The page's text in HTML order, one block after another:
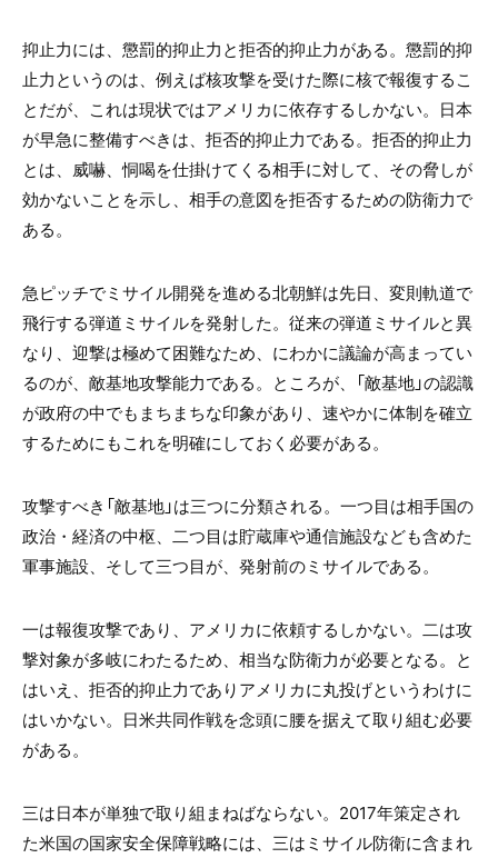
抑止力には、懲罰的抑止力と拒否的抑止力がある。懲罰的抑
止力というのは、例えば核攻撃を受けた際に核で報復するこ
とだが、これは現状ではアメリカに依存するしかない。日本
が早急に整備すべきは、拒否的抑止力である。拒否的抑止力
とは、威嚇、恫喝を仕掛けてくる相手に対して、その脅しが
効かないことを示し、相手の意図を拒否するための防衛力で
ある。
急ピッチでミサイル開発を進める北朝鮮は先日、変則軌道で
飛行する弾道ミサイルを発射した。従来の弾道ミサイルと異
なり、迎撃は極めて困難なため、にわかに議論が高まってい
るのが、敵基地攻撃能力である。ところが、「敵基地」の認識
が政府の中でもまちまちな印象があり、速やかに体制を確立
するためにもこれを明確にしておく必要がある。
攻撃すべき「敵基地」は三つに分類される。一つ目は相手国の
政治・経済の中枢、二つ目は貯蔵庫や通信施設なども含めた
軍事施設、そして三つ目が、発射前のミサイルである。
一は報復攻撃であり、アメリカに依頼するしかない。二は攻
撃対象が多岐にわたるため、相当な防衛力が必要となる。と
はいえ、拒否的抑止力でありアメリカに丸投げというわけに
はいかない。日米共同作戦を念頭に腰を据えて取り組む必要
がある。
三は日本が単独で取り組まねばならない。2017年策定され
た米国の国家安全保障戦略には、三はミサイル防衛に含まれ